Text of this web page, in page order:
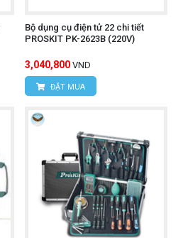
Bộ dụng cụ điện tử 22 chi tiết
PROSKIT PK-2623B (220V)
3,040,800 VND
ĐẶT MUA